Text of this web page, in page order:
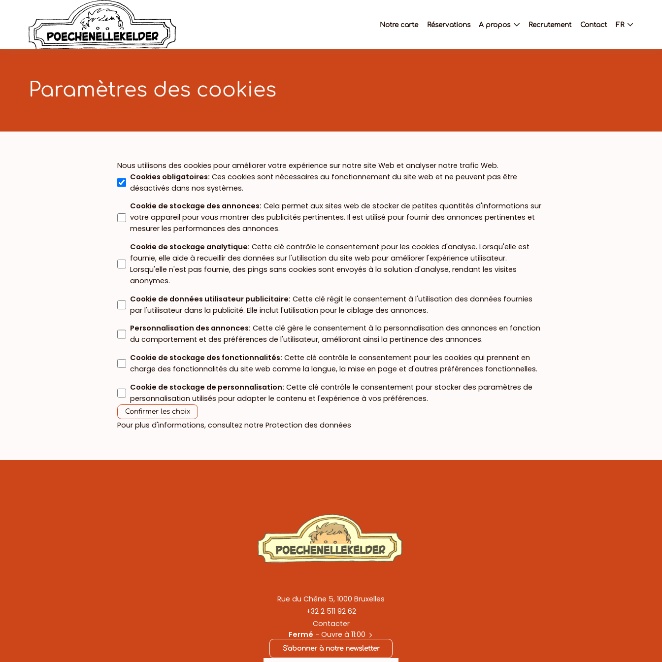
Notre carte Réservations A propos Recrutement Contact FR
Paramètres des cookies
Nous utilisons des cookies pour améliorer votre expérience sur notre site Web et analyser notre trafic Web.
Cookies obligatoires: Ces cookies sont nécessaires au fonctionnement du site web et ne peuvent pas être
désactivés dans nos systèmes.
Cookie de stockage des annonces: Cela permet aux sites web de stocker de petites quantités d'informations sur
votre appareil pour vous montrer des publicités pertinentes. Il est utilisé pour fournir des annonces pertinentes et
mesurer les performances des annonces.
Cookie de stockage analytique: Cette clé contrôle le consentement pour les cookies d'analyse. Lorsqu'elle est
fournie, elle aide à recueillir des données sur l'utilisation du site web pour améliorer l'expérience utilisateur.
Lorsqu'elle n'est pas fournie, des pings sans cookies sont envoyés à la solution d'analyse, rendant les visites
anonymes.
Cookie de données utilisateur publicitaire: Cette clé régit le consentement à l'utilisation des données fournies
par l'utilisateur dans la publicité. Elle inclut l'utilisation pour le ciblage des annonces.
Personnalisation des annonces: Cette clé gère le consentement à la personnalisation des annonces en fonction
du comportement et des préférences de l'utilisateur, améliorant ainsi la pertinence des annonces.
Cookie de stockage des fonctionnalités: Cette clé contrôle le consentement pour les cookies qui prennent en
charge des fonctionnalités du site web comme la langue, la mise en page et d'autres préférences fonctionnelles.
Cookie de stockage de personnalisation: Cette clé contrôle le consentement pour stocker des paramètres de
personnalisation utilisés pour adapter le contenu et l'expérience à vos préférences.
Confirmer les choix
Pour plus d'informations, consultez notreProtection des données
Rue du Chêne 5, 1000 Bruxelles
+32 2 511 92 62
Contacter
Fermé - Ouvre à 11:00
S'abonner à notre newsletter